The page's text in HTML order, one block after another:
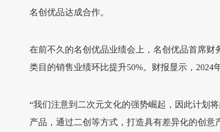
名创优品达成合作。
在前不久的名创优品业绩会上，名创优品首席
类目的销售业绩环比提升50%。财报显示，
“我们注意到二次元文化的强势崛起，因此计划
产品，通过二创等方式，打造具有差异化的创意